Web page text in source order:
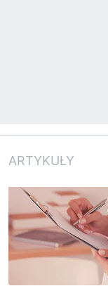
ARTYKUŁY